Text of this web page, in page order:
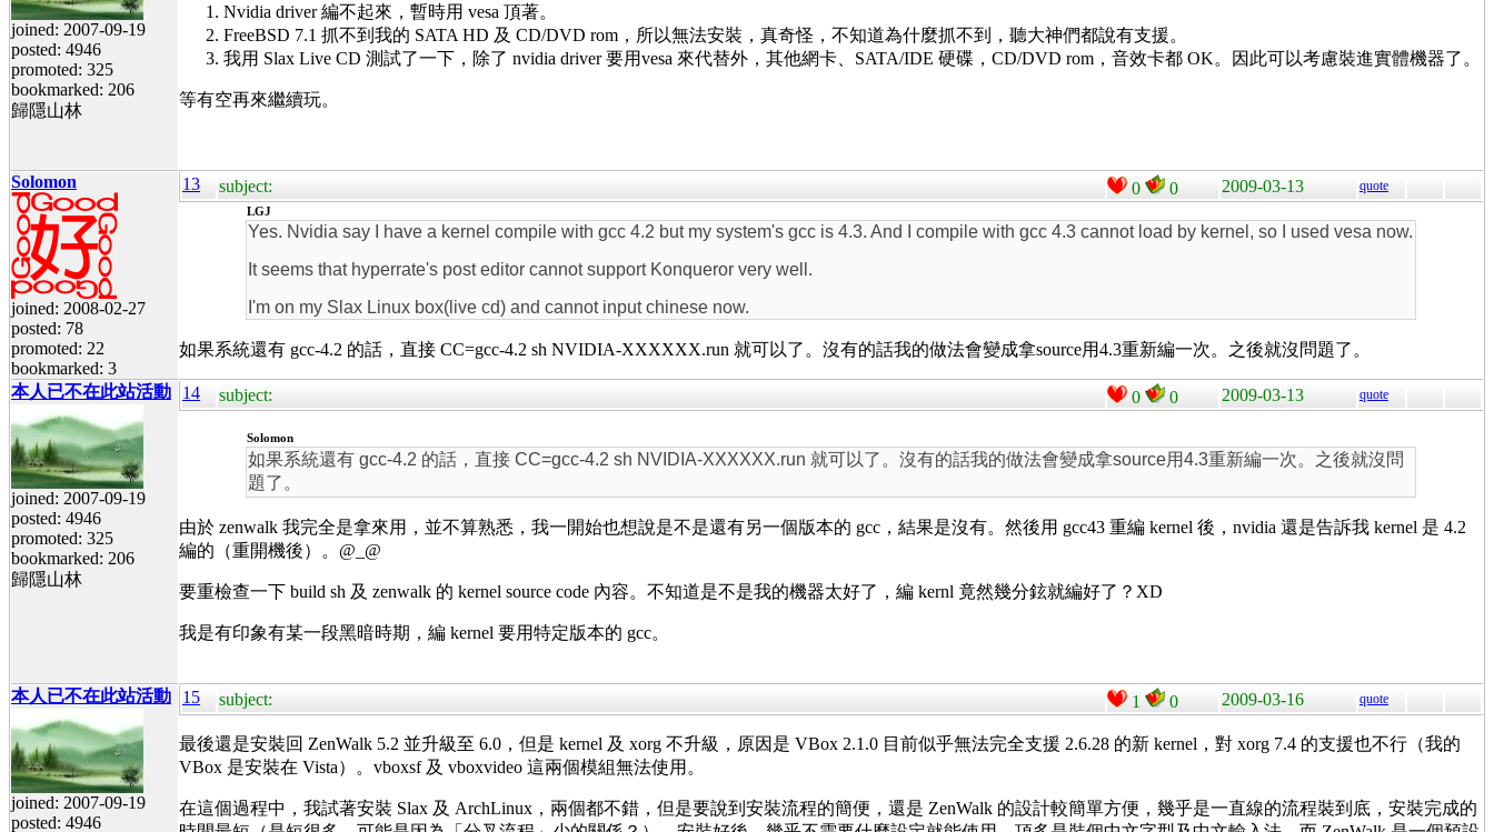
joined: 2007-09-19
posted: 4946
promoted: 325
bookmarked: 206
歸隱山林
Nvidia driver 編不起來，暫時用 vesa 頂著。
FreeBSD 7.1 抓不到我的 SATA HD 及 CD/DVD rom，所以無法安裝，真奇怪，不知道為什麼抓不到，聽大神們都說有支援。
我用 Slax Live CD 測試了一下，除了 nvidia driver 要用vesa 來代替外，其他網卡、SATA/IDE 硬碟，CD/DVD rom，音效卡都 OK。因此可以考慮裝進實體機器了。
等有空再來繼續玩。
Solomon
joined: 2008-02-27
posted: 78
promoted: 22
bookmarked: 3
13 subject: 0 0 2009-03-13 quote
LGJ
Yes. Nvidia say I have a kernel compile with gcc 4.2 but my system's gcc is 4.3. And I compile with gcc 4.3 cannot load by kernel, so I used vesa now.
It seems that hyperrate's post editor cannot support Konqueror very well.
I'm on my Slax Linux box(live cd) and cannot input chinese now.
如果系統還有 gcc-4.2 的話，直接 CC=gcc-4.2 sh NVIDIA-XXXXXX.run 就可以了。沒有的話我的做法會變成拿source用4.3重新編一次。之後就沒問題了。
本人已不在此站活動
joined: 2007-09-19
posted: 4946
promoted: 325
bookmarked: 206
歸隱山林
14 subject: 0 0 2009-03-13 quote
Solomon
如果系統還有 gcc-4.2 的話，直接 CC=gcc-4.2 sh NVIDIA-XXXXXX.run 就可以了。沒有的話我的做法會變成拿source用4.3重新編一次。之後就沒問
題了。
由於 zenwalk 我完全是拿來用，並不算熟悉，我一開始也想說是不是還有另一個版本的 gcc，結果是沒有。然後用 gcc43 重編 kernel 後，nvidia 還是告訴我 kernel 是 4.2
編的（重開機後）。@_@
要重檢查一下 build sh 及 zenwalk 的 kernel source code 內容。不知道是不是我的機器太好了，編 kernl 竟然幾分鉉就編好了？XD
我是有印象有某一段黑暗時期，編 kernel 要用特定版本的 gcc。
本人已不在此站活動
joined: 2007-09-19
posted: 4946
15 subject: 1 0 2009-03-16 quote
最後還是安裝回 ZenWalk 5.2 並升級至 6.0，但是 kernel 及 xorg 不升級，原因是 VBox 2.1.0 目前似乎無法完全支援 2.6.28 的新 kernel，對 xorg 7.4 的支援也不行（我的
VBox 是安裝在 Vista）。vboxsf 及 vboxvideo 這兩個模組無法使用。
在這個過程中，我試著安裝 Slax 及 ArchLinux，兩個都不錯，但是要說到安裝流程的簡便，還是 ZenWalk 的設計較簡單方便，幾乎是一直線的流程裝到底，安裝完成的